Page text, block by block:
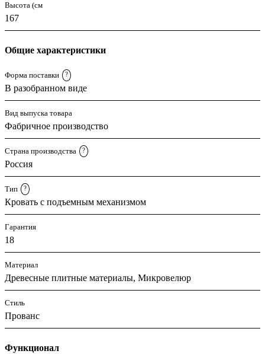
Высота (см
167
Общие характеристики
Форма поставки ?
В разобранном виде
Вид выпуска товара
Фабричное производство
Страна производства ?
Россия
Тип ?
Кровать с подъемным механизмом
Гарантия
18
Материал
Древесные плитные материалы, Микровелюр
Стиль
Прованс
Функционал